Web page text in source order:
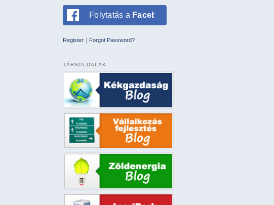
Folytatás a Facebookkal
Register Forgot Password?
TÁRSOLDALAK